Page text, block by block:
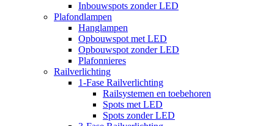
Inbouwspots zonder LED
Plafondlampen
Hanglampen
Opbouwspot met LED
Opbouwspot zonder LED
Plafonnieres
Railverlichting
1-Fase Railverlichting
Railsystemen en toebehoren
Spots met LED
Spots zonder LED